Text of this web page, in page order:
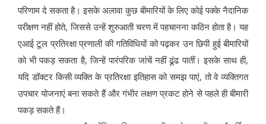
परिणाम दे सकता है। इसके अलावा कुछ बीमारियों के लिए कोई पक्के नैदानिक
परीक्षण नहीं होते, जिससे उन्हें शुरुआती चरण में पहचानना कठिन होता है। यह
एआई टूल प्रतिरक्षा प्रणाली की गतिविधियों को पढ़कर उन छिपी हुई बीमारियों
को भी पकड़ सकता है, जिन्हें पारंपरिक जांचें नहीं ढूंढ पातीं। इसके साथ ही,
यदि डॉक्टर किसी व्यक्ति के प्रतिरक्षा इतिहास को समझ पाएं, तो वे व्यक्तिगत
उपचार योजनाएं बना सकते हैं और गंभीर लक्षण प्रकट होने से पहले ही बीमारी
पकड़ सकते हैं।